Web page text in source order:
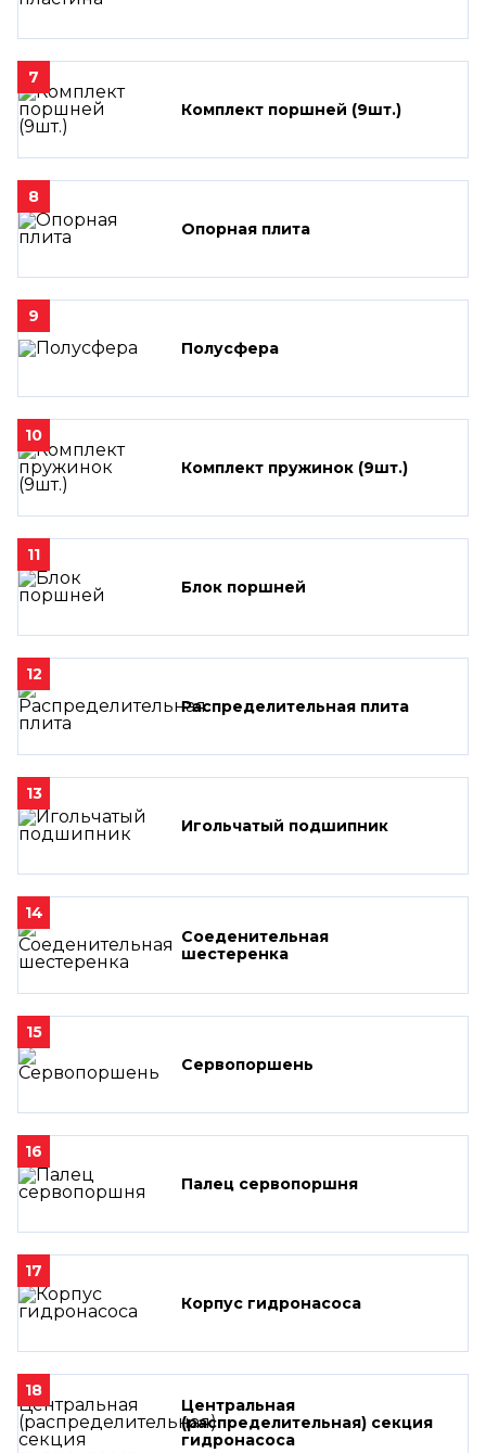
7
Комплект поршней (9шт.)
8
Опорная плита
9
Полусфера
10
Комплект пружинок (9шт.)
11
Блок поршней
12
Распределительная плита
13
Игольчатый подшипник
14
Соеденительная
шестеренка
15
Сервопоршень
16
Палец сервопоршня
17
Корпус гидронасоса
18
Центральная
(распределительная) секция
гидронасоса